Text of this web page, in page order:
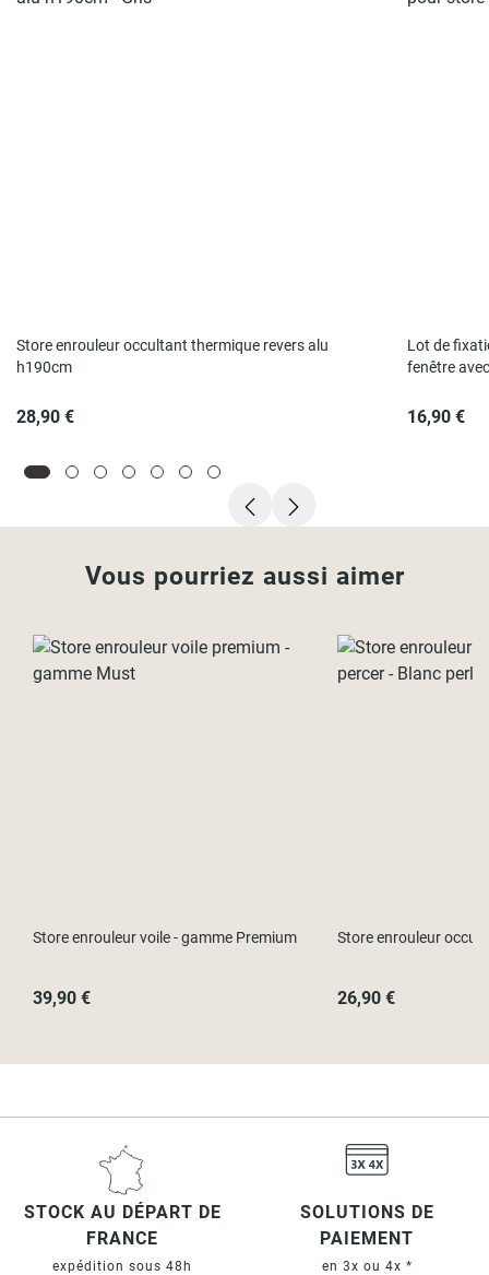
Store enrouleur occultant thermique revers alu
h190cm
28,90 €
Lot de
fenêtre
16,90 €
Vous pourriez aussi aimer
Store enrouleur voile - gamme Premium
39,90 €
Store enrouleur
26,90 €
STOCK AU DÉPART DE
FRANCE
expédition sous 48h
SOLUTIONS DE
PAIEMENT
en 3x ou 4x *